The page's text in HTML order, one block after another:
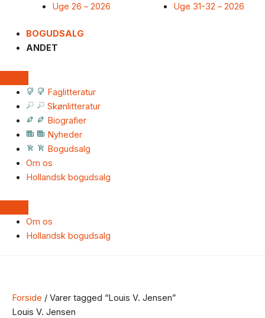
Uge 26 – 2026
Uge 31-32 – 2026
BOGUDSALG
ANDET
Faglitteratur
Skønlitteratur
Biografier
Nyheder
Bogudsalg
Om os
Hollandsk bogudsalg
Om os
Hollandsk bogudsalg
Forside / Varer tagged “Louis V. Jensen”
Louis V. Jensen